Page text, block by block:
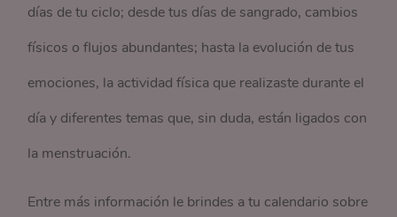
días de tu ciclo; desde tus días de sangrado, cambios
físicos o flujos abundantes; hasta la evolución de tus
emociones, la actividad física que realizaste durante el
día y diferentes temas que, sin duda, están ligados con
la menstruación.
Entre más información le brindes a tu calendario sobre